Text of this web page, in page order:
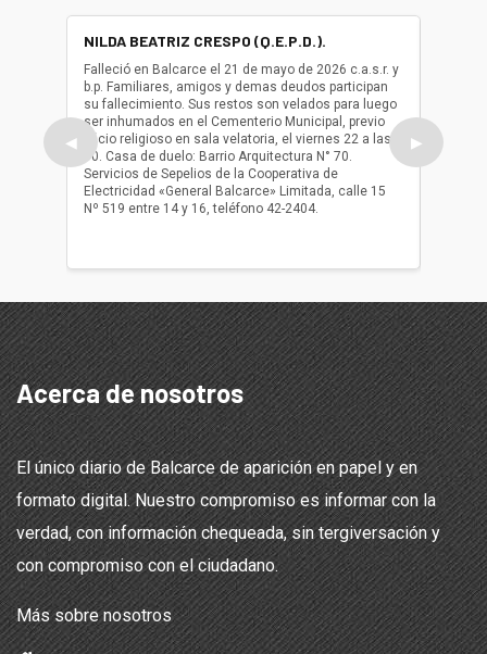
◀
NILDA BEATRIZ CRESPO (Q.E.P.D.).
Falleció en Balcarce el 21 de mayo de 2026 c.a.s.r. y
b.p. Familiares, amigos y demas deudos participan
su fallecimiento. Sus restos son velados para luego
ser inhumados en el Cementerio Municipal, previo
oficio religioso en sala velatoria, el viernes 22 a las
10. Casa de duelo: Barrio Arquitectura N° 70.
Servicios de Sepelios de la Cooperativa de
Electricidad «General Balcarce» Limitada, calle 15
Nº 519 entre 14 y 16, teléfono 42-2404.
ser
oficio
▶
Acerca de nosotros
El único diario de Balcarce de aparición en papel y en
formato digital. Nuestro compromiso es informar con la
verdad, con información chequeada, sin tergiversación y
con compromiso con el ciudadano.
Más sobre nosotros